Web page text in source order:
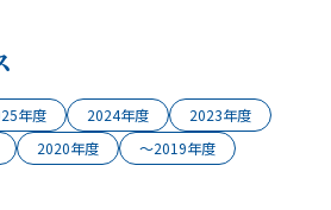
年度 2024年度
2023年度
2020年度 〜2019年度